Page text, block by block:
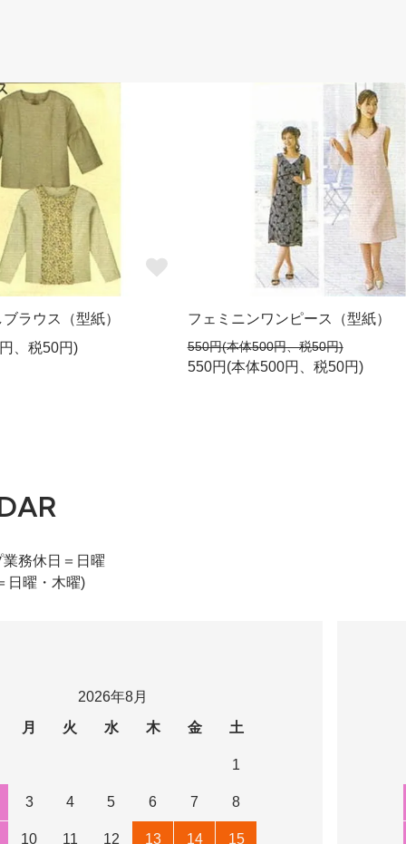
ラウス（型紙）
、税50円)
フェミニンワンピース（型紙）
550円(本体500円、税50円)
550円(本体500円、税50円)
務休日＝日曜
日曜・木曜)
2026年8月
月 火 水 木 金 土
1
3 4 5 6 7 8
10 11 12 13 14 15